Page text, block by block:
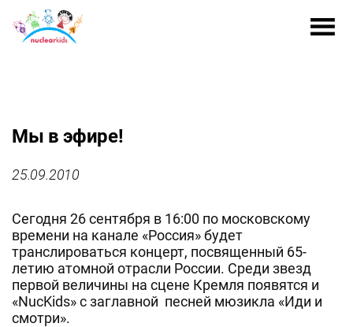
Мы в эфире!
25.09.2010
Сегодня 26 сентября в 16:00 по московскому
времени на канале «Россия» будет
транслироваться концерт, посвященный 65-
летию атомной отрасли России. Среди звезд
первой величины на сцене Кремля появятся и
«NucKids» c заглавной песней мюзикла «Иди и
смотри».